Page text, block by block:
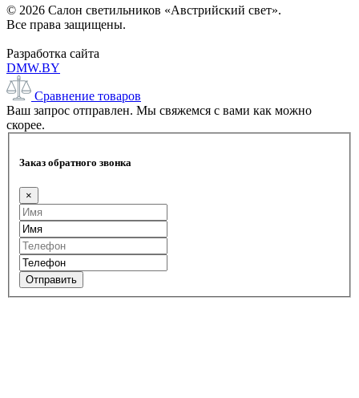
© 2026 Салон светильников «Австрийский свет».
Все права защищены.
Разработка сайта
DMW.BY
Сравнение товаров
Ваш запрос отправлен. Мы свяжемся с вами как можно
скорее.
Заказ обратного звонка
×
Отправить